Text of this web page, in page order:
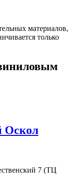
материалов,
только
Оскол
7 (ТЦ